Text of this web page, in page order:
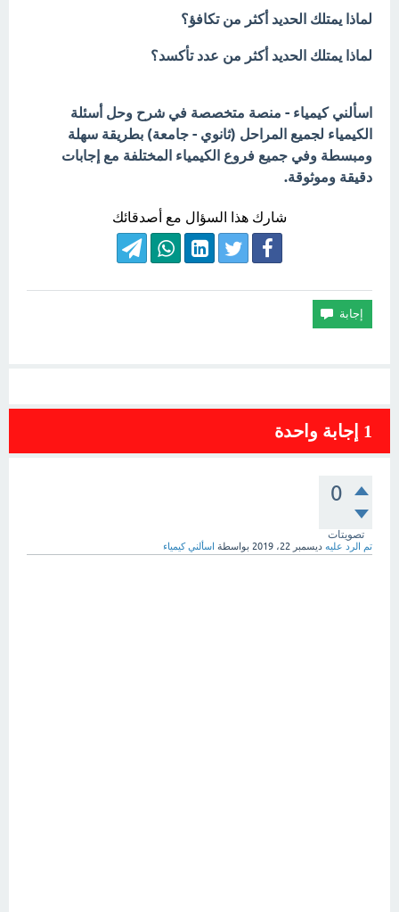
لماذا يمتلك الحديد أكثر من تكافؤ؟
لماذا يمتلك الحديد أكثر من عدد تأكسد؟
اسألني كيمياء - منصة متخصصة في شرح وحل أسئلة
الكيمياء لجميع المراحل (ثانوي - جامعة) بطريقة سهلة
ومبسطة وفي جميع فروع الكيمياء المختلفة مع إجابات
دقيقة وموثوقة.
شارك هذا السؤال مع أصدقائك
1 إجابة واحدة
0
تصويتات
تم الرد عليه ديسمبر 22، 2019 بواسطة اسألني كيمياء